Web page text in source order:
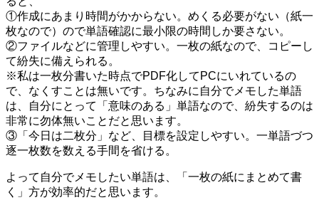
①作成にあまり時間がかからない。めくる必要がない（紙一
枚なので）ので単語確認に最小限の時間しか要さない。
②ファイルなどに管理しやすい。一枚の紙なので、コピーし
て紛失に備えられる。
※私は一枚分書いた時点でPDF化してPCにいれているの
で、なくすことは無いです。ちなみに自分でメモした単語
は、自分にとって「意味のある」単語なので、紛失するのは
非常に勿体無いことだと思います。
③「今日は二枚分」など、目標を設定しやすい。一単語づつ
逐一枚数を数える手間を省ける。
よって自分でメモしたい単語は、「一枚の紙にまとめて書
く」方が効率的だと思います。